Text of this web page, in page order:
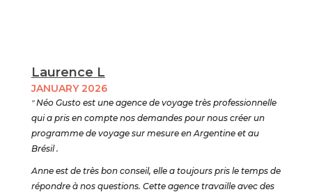
Laurence L
JANUARY 2026
"Néo Gusto est une agence de voyage très professionnelle
qui a pris en compte nos demandes pour nous créer un
programme de voyage sur mesure en Argentine et au
Brésil .
Anne est de très bon conseil, elle a toujours pris le temps de
répondre à nos questions. Cette agence travaille avec des